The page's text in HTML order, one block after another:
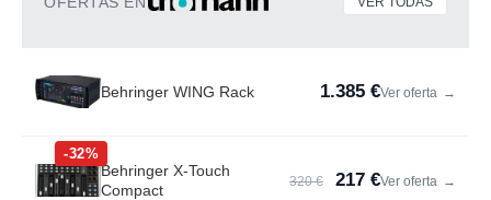
Behringer WING Rack 1.385 €Ver oferta →
-32%
Behringer X-Touch
Compact
320 € 217 €Ver oferta →